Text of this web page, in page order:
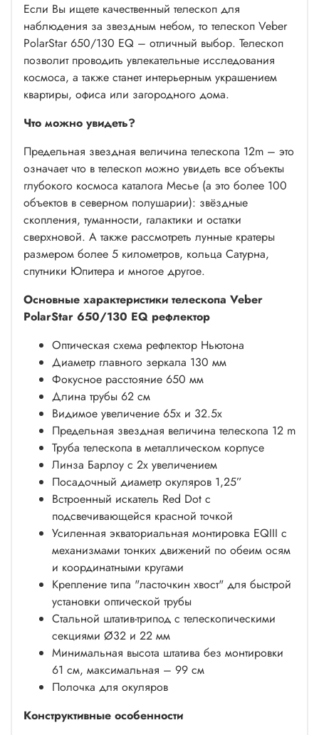
Если Вы ищете качественный телескоп для
наблюдения за звездным небом, то телескоп Veber
PolarStar 650/130 EQ – отличный выбор. Телескоп
позволит проводить увлекательные исследования
космоса, а также станет интерьерным украшением
квартиры, офиса или загородного дома.
Что можно увидеть?
Предельная звездная величина телескопа 12m – это
означает что в телескоп можно увидеть все объекты
глубокого космоса каталога Месье (а это более 100
объектов в северном полушарии): звёздные
скопления, туманности, галактики и остатки
сверхновой. А также рассмотреть лунные кратеры
размером более 5 километров, кольца Сатурна,
спутники Юпитера и многое другое.
Основные характеристики телескопа Veber
PolarStar 650/130 EQ рефлектор
Оптическая схема рефлектор Ньютона
Диаметр главного зеркала 130 мм
Фокусное расстояние 650 мм
Длина трубы 62 см
Видимое увеличение 65х и 32.5х
Предельная звездная величина телескопа 12 m
Труба телескопа в металлическом корпусе
Линза Барлоу с 2х увеличением
Посадочный диаметр окуляров 1,25”
Встроенный искатель Red Dot с
подсвечивающейся красной точкой
Усиленная экваториальная монтировка EQIII с
механизмами тонких движений по обеим осям
и координатными кругами
Крепление типа "ласточкин хвост" для быстрой
установки оптической трубы
Стальной штатив-трипод с телескопическими
секциями Ø32 и 22 мм
Минимальная высота штатива без монтировки
61 см, максимальная – 99 см
Полочка для окуляров
Конструктивные особенности